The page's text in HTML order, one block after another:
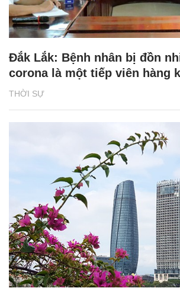
THỜI SỰ
Đắk Lắk: Bệnh nhân bị đồn
corona là một tiếp viên hàng